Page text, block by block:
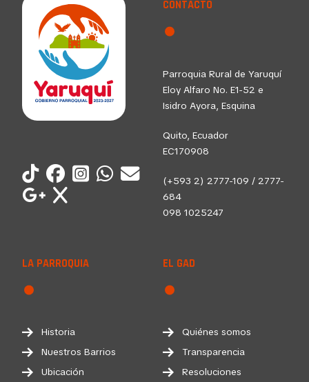
CONTACTO
Parroquia Rural de Yaruquí
Eloy Alfaro No. E1-52 e
Isidro Ayora, Esquina
Quito, Ecuador
EC170908
(+593 2) 2777-109 / 2777-
684
098 1025247
LA PARROQUIA
Historia
Nuestros Barrios
Ubicación
EL GAD
Quiénes somos
Transparencia
Resoluciones